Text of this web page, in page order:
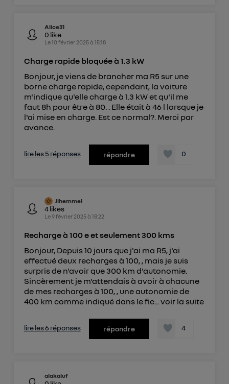
Alice31
0 like
Le10 février 2025à 15:18
Charge rapide bloquée à 1.3 kW
Bonjour, je viens de brancher ma R5 sur une
borne charge rapide, cependant, la voiture
m'indique qu'elle charge à 1.3 kW et qu'il me
faut 8h pour être à 80. . Elle était à 46 l lorsque je
l'ai mise en charge. Est ce normal?. Merci par
avance.
lire les 5 réponses répondre 0
Jihemmel
4likes
Le9 février 2025à 18:22
Recharge à 100 e et seulement 300 kms
Bonjour, Depuis 10 jours que j'ai ma R5, j'ai
effectué deux recharges à 100, , mais je suis
surpris de n'avoir que 300 km d'autonomie.
Sincèrement je m'attendais à avoir à chacune
de mes recharges à 100, , une autonomie de
400 km comme indiqué dans le fic...voir la suite
lire les 6 réponses répondre 4
alakaluf